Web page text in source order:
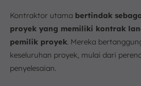
Kontraktor utama bertindak
proyek yang memiliki kontrak
pemilik proyek. Mereka
keseluruhan proyek, mulai dari
penyelesaian.